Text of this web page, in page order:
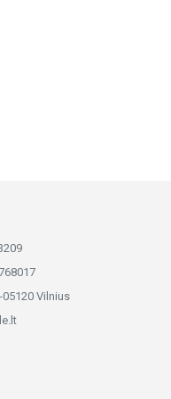
05120 Vilnius